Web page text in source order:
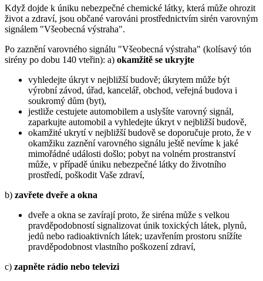
Když dojde k úniku nebezpečné chemické látky, která může ohrozit
život a zdraví, jsou občané varováni prostřednictvím sirén varovným
signálem "Všeobecná výstraha".
Po zaznění varovného signálu "Všeobecná výstraha" (kolísavý tón
sirény po dobu 140 vteřin): a) okamžitě se ukryjte
vyhledejte úkryt v nejbližší budově; úkrytem může být
výrobní závod, úřad, kancelář, obchod, veřejná budova i
soukromý dům (byt),
jestliže cestujete automobilem a uslyšíte varovný signál,
zaparkujte automobil a vyhledejte úkryt v nejbližší budově,
okamžité ukrytí v nejbližší budově se doporučuje proto, že v
okamžiku zaznění varovného signálu ještě nevíme k jaké
mimořádné události došlo; pobyt na volném prostranství
může, v případě úniku nebezpečné látky do životního
prostředí, poškodit Vaše zdraví,
b) zavřete dveře a okna
dveře a okna se zavírají proto, že siréna může s velkou
pravděpodobností signalizovat únik toxických látek, plynů,
jedů nebo radioaktivních látek; uzavřením prostoru snížíte
pravděpodobnost vlastního poškození zdraví,
c) zapněte rádio nebo televizi